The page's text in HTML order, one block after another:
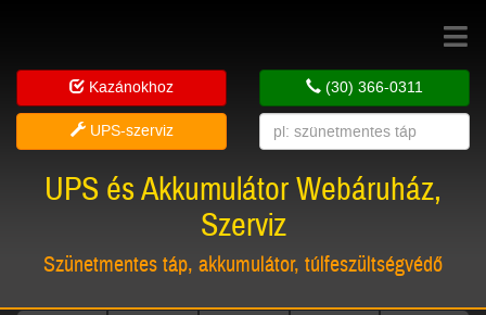
Toggle
Kazánokhoz
UPS-szerviz
(30) 366-0311
UPS és Akkumulátor Webáruház,
Szerviz
Szünetmentes táp, akkumulátor, túlfeszültségvédő